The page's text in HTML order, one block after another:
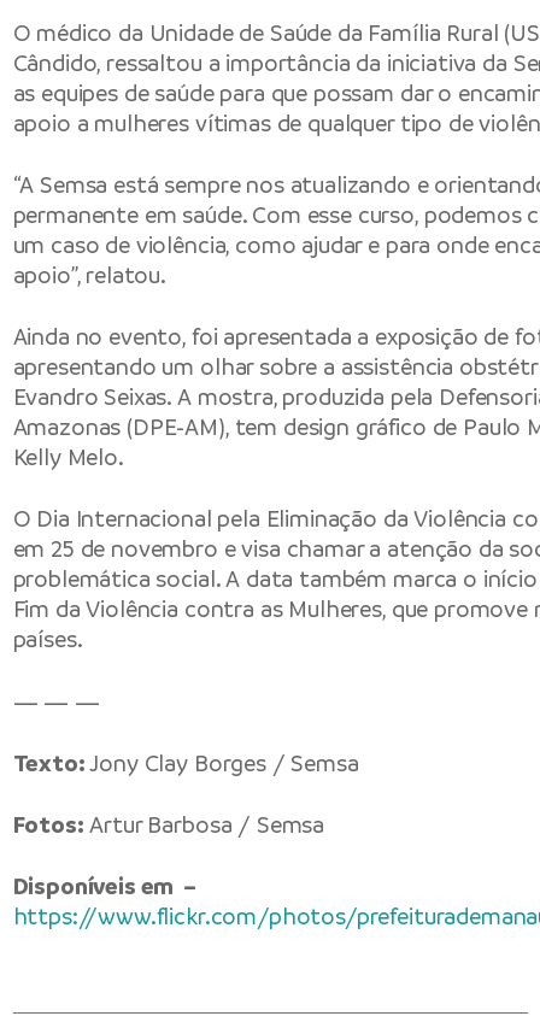
O médico da Unidade de Saúde da Família Rural
Cândido, ressaltou a importância da iniciativa da
as equipes de saúde para que possam dar o
apoio a mulheres vítimas de qualquer tipo de
“A Semsa está sempre nos atualizando e
permanente em saúde. Com esse curso,
um caso de violência, como ajudar e para onde
apoio”, relatou.
Ainda no evento, foi apresentada a exposição de
apresentando um olhar sobre a assistência
Evandro Seixas. A mostra, produzida pela
Amazonas (DPE-AM), tem design gráfico de
Kelly Melo.
O Dia Internacional pela Eliminação da Violência
em 25 de novembro e visa chamar a atenção da
problemática social. A data também marca o
Fim da Violência contra as Mulheres, que promove
países.
— — —
Texto:Jony Clay Borges / Semsa
Fotos: Artur Barbosa / Semsa
Disponíveis em –
https://www.flickr.com/photos/